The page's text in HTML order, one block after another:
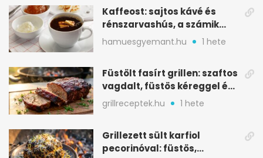
Kaffeost: sajtos kávé és
rénszarvashús, a számik
melegítő itala
hamuesgyemant.hu 1 hete
Füstölt fasírt grillen: szaftos
vagdalt, füstös kéreggel és
BBQ mázzal
grillreceptek.hu 1 hete
Grillezett sült karfiol
pecorinóval: füstös,